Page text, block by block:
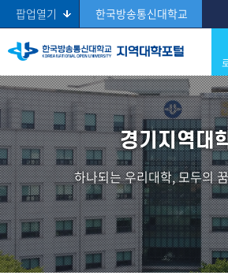
팝업열기 한국방송통신대학교
Search
경기지역대
하나되는 우리대학, 모두의